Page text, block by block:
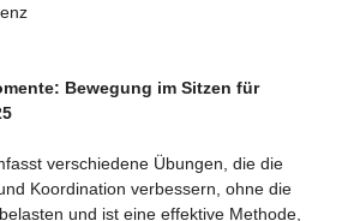
Bewegung im Sitzen für
verschiedene Übungen, die die
Koordination verbessern, ohne die
und ist eine effektive Methode,